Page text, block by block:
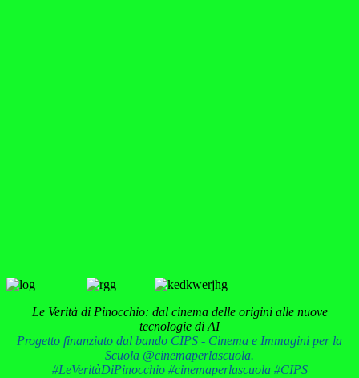
Le Verità di Pinocchio: dal cinema delle origini alle nuove
tecnologie di AI
Progetto finanziato dal bando CIPS - Cinema e Immagini per la
Scuola @cinemaperlascuola.
#LeVeritàDiPinocchio #cinemaperlascuola #CIPS